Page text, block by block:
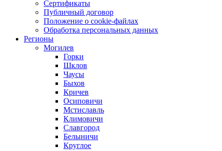
Сертификаты
Публичный договор
Положение о cookie-файлах
Обработка персональных данных
Регионы
Могилев
Горки
Шклов
Чаусы
Быхов
Кричев
Осиповичи
Мстиславль
Климовичи
Славгород
Белыничи
Круглое